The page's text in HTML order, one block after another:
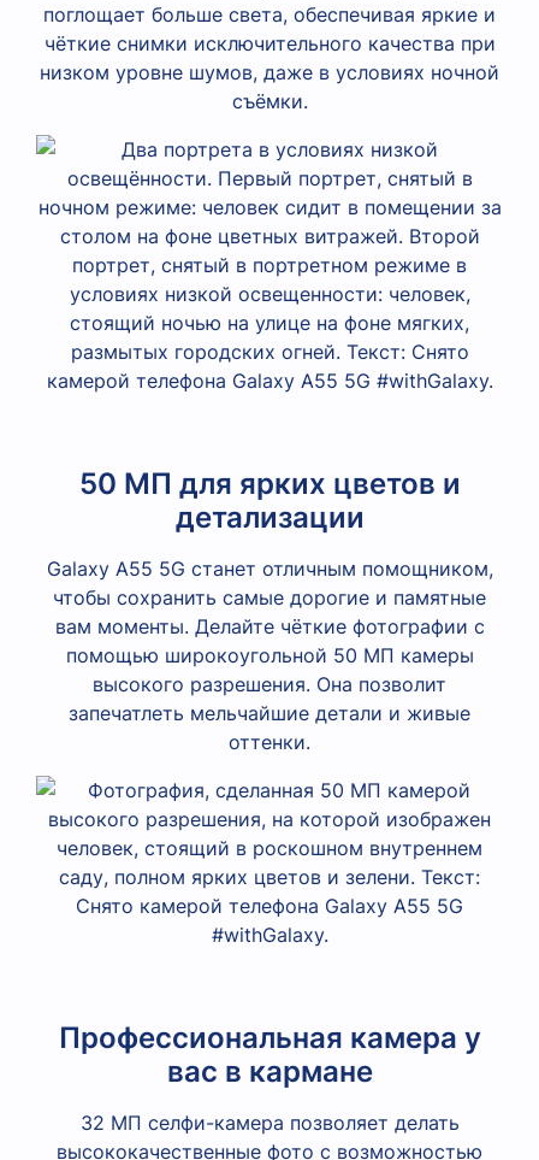
поглощает больше света, обеспечивая яркие и
чёткие снимки исключительного качества при
низком уровне шумов, даже в условиях ночной
съёмки.
50 МП для ярких цветов и
детализации
Galaxy A55 5G станет отличным помощником,
чтобы сохранить самые дорогие и памятные
вам моменты. Делайте чёткие фотографии с
помощью широкоугольной 50 МП камеры
высокого разрешения. Она позволит
запечатлеть мельчайшие детали и живые
оттенки.
Профессиональная камера у
вас в кармане
32 МП селфи-камера позволяет делать
высококачественные фото с возможностью